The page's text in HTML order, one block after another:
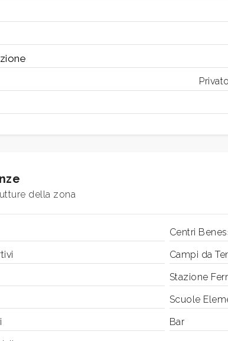
della zona
Centri
Campi da
Stazione
Scuole
Bar